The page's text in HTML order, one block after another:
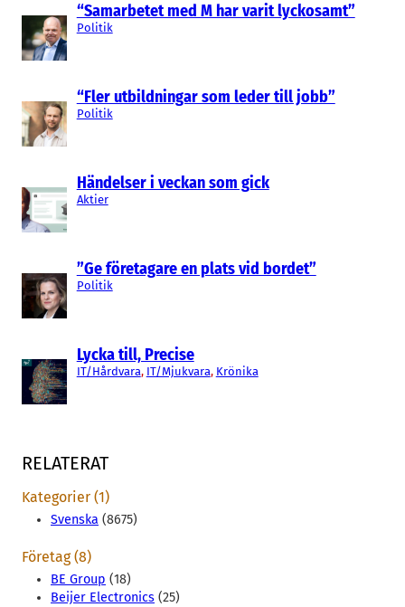
“Samarbetet med M har varit lyckosamt”
Politik
“Fler utbildningar som leder till jobb”
Politik
Händelser i veckan som gick
Aktier
”Ge företagare en plats vid bordet”
Politik
Lycka till, Precise
IT/Hårdvara, IT/Mjukvara, Krönika
RELATERAT
Kategorier (1)
Svenska (8675)
Företag (8)
BE Group (18)
Beijer Electronics (25)